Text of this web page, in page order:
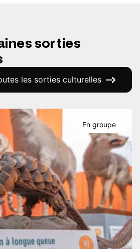
sorties
les sorties culturelles
En groupe